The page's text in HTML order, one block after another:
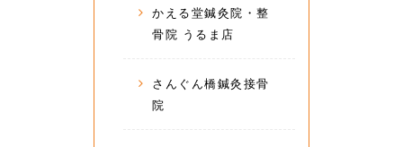
かえる堂鍼灸院・整
骨院 うるま店
さんぐん橋鍼灸接骨
院